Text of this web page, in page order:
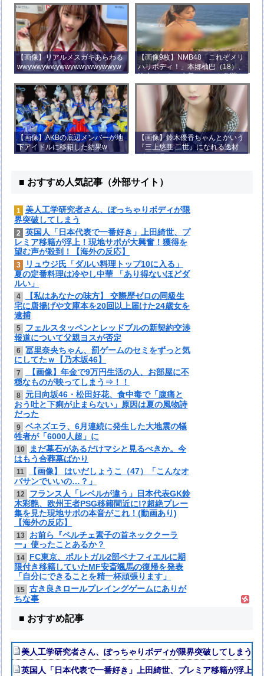
【画像】リアルメスガキあらわる
wwywwywwywwywwywwywwyw
wywwy
【画像9枚】NMB48「これぞメリ
ハリボディ！」本郷柚巴（18）、
迫力バストの水着ショット公開！
【画像】AKBの底辺メンバーが地
下アイドルに移籍した結果w
【画像】鈴木優香ちゃんとかいう
『三上悠亜 二世』になれる逸材
がコチラ
■ おすすめ人気記事（外部サイト）
1 美人工学研究者さん、ぽっちゃりボディが限
界突破してしまう
2
英国人「日本代表で一番好き」上田綺世、プ
レミア移籍が浮上！現地サポが大興奮！獲得を
望む声が殺到！【海外の反応】
3
リュウジ氏「ダルい料理トップ10に入る」
夏の定番料理は冷やし中華 「あり得ないほどダ
ルい」
4
【私はあなたの味方】 交際歴ゼロの同級生
宅に唐揚げや文庫本を20回以上届けた24歳女を
逮捕
5
フェルスタッペンとレッドブルの新契約交渉
報道について父親ヨスが否定
6 冨里奈央ちゃん、罰ゲームのセミをずっと気
にしてたｗ【乃木坂46】
7
【画像】年金で9万円生活の人、お部屋に不
穏なものが映ってしまう⇒！！
8
元日向坂46・松田好花、食中毒で「腹痛と
おう吐と下痢が止まらない」原因は夏の風物詩
だった
9 ベネズエラ、6月連続に発生した大地震の犠
牲者が「6000人超」に
10
まだ墓石があるだけマシと見るべきか。今
はもう合葬墓ばかり
11
【画像】 はいだしょうこ（47）「こんなオ
バサンでいいの…？」
12
フランス人「レベルが違う」日本代表GK鈴
木彩艶、欧州王者PSG移籍間近に!?超絶プレー
集を見た現地サポの本音がこれ！(動画あり)
【海外の反応】
13
お前ら『ペルチェ素子の首ネッククーラ
ー』使ったことあるか？
14
FC東京、ポルトガル2部ペナフィエルに期
限付き移籍していたMF安斎颯馬の復帰を発表
「自分にできることを精一杯頑張ります」
15 古き良きロールプレイングゲームにありが
ちな事
■ おすすめ記事
美人工学研究者さん、ぽっちゃりボディが限界突破してしまう
英国人「日本代表で一番好き」上田綺世、プレミア移籍が浮上